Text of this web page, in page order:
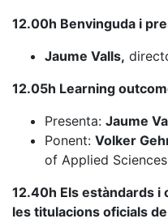
12.00h Benvinguda i
Jaume Valls,
12.05h Learning
Presenta: Jaume
Ponent: Volker
of Applied Sciences
12.40h Els estàndards i
les titulacions oficials